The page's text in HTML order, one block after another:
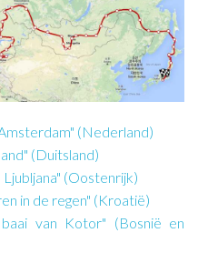
(Nederland)
(Duitsland)
Ljubljana" (Oostenrijk)
in de regen" (Kroatië)
van Kotor" (Bosnië en